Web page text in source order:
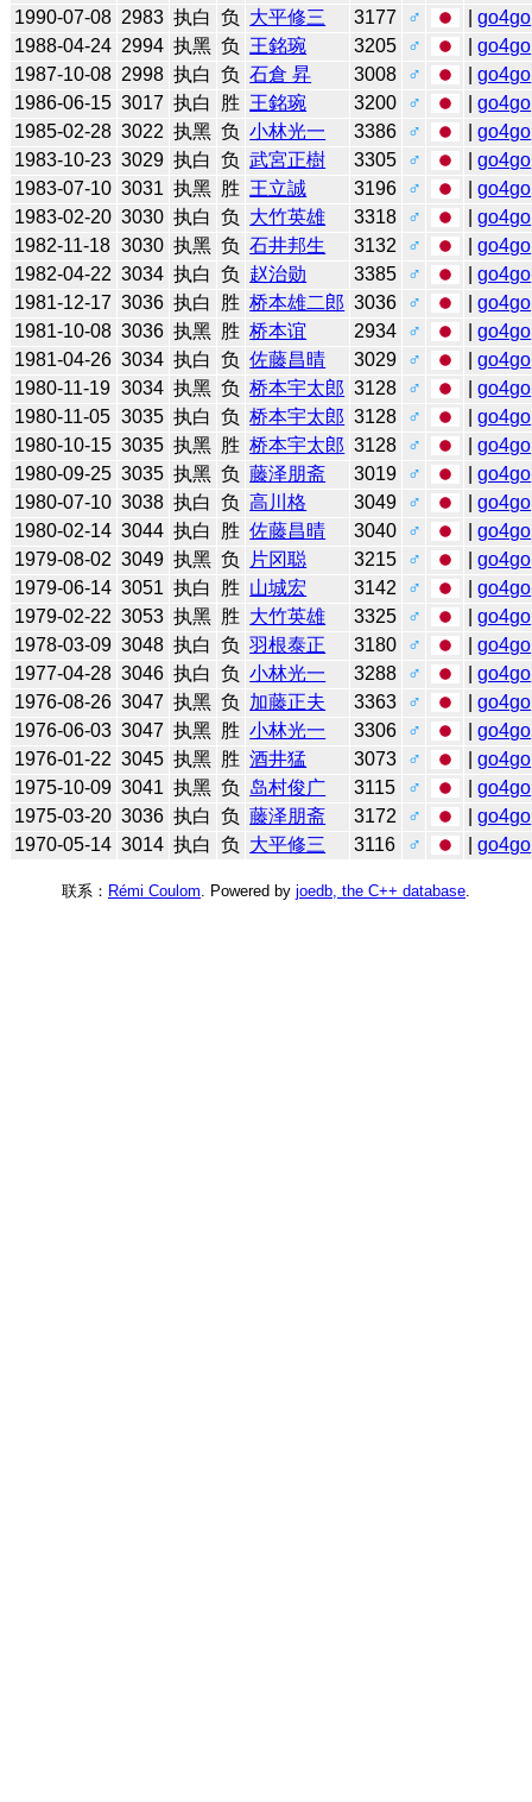
1990-07-08 2983 执白 负 大平修三 3177 ♂ |go4go
1988-04-24 2994 执黑 负 王銘琬 3205 ♂ |go4go
1987-10-08 2998 执白 负 石倉 昇 3008 ♂ |go4go
1986-06-15 3017 执白 胜 王銘琬 3200 ♂ |go4go
1985-02-28 3022 执黑 负 小林光一 3386 ♂ |go4go
1983-10-23 3029 执白 负 武宮正樹 3305 ♂ |go4go
1983-07-10 3031 执黑 胜 王立誠 3196 ♂ |go4go
1983-02-20 3030 执白 负 大竹英雄 3318 ♂ |go4go
1982-11-18 3030 执黑 负 石井邦生 3132 ♂ |go4go
1982-04-22 3034 执白 负 赵治勋 3385 ♂ |go4go
1981-12-17 3036 执白 胜 桥本雄二郎 3036 ♂ |go4go
1981-10-08 3036 执黑 胜 桥本谊 2934 ♂ |go4go
1981-04-26 3034 执白 负 佐藤昌晴 3029 ♂ |go4go
1980-11-19 3034 执黑 负 桥本宇太郎 3128 ♂ |go4go
1980-11-05 3035 执白 负 桥本宇太郎 3128 ♂ |go4go
1980-10-15 3035 执黑 胜 桥本宇太郎 3128 ♂ |go4go
1980-09-25 3035 执黑 负 藤泽朋斋 3019 ♂ |go4go
1980-07-10 3038 执白 负 高川格 3049 ♂ |go4go
1980-02-14 3044 执白 胜 佐藤昌晴 3040 ♂ |go4go
1979-08-02 3049 执黑 负 片冈聪 3215 ♂ |go4go
1979-06-14 3051 执白 胜 山城宏 3142 ♂ |go4go
1979-02-22 3053 执黑 胜 大竹英雄 3325 ♂ |go4go
1978-03-09 3048 执白 负 羽根泰正 3180 ♂ |go4go
1977-04-28 3046 执白 负 小林光一 3288 ♂ |go4go
1976-08-26 3047 执黑 负 加藤正夫 3363 ♂ |go4go
1976-06-03 3047 执黑 胜 小林光一 3306 ♂ |go4go
1976-01-22 3045 执黑 胜 酒井猛 3073 ♂ |go4go
1975-10-09 3041 执黑 负 岛村俊广 3115 ♂ |go4go
1975-03-20 3036 执白 负 藤泽朋斋 3172 ♂ |go4go
1970-05-14 3014 执白 负 大平修三 3116 ♂ |go4go
联系： Rémi Coulom . Powered by joedb, the C++ database